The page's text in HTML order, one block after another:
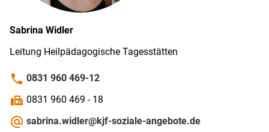
Sabrina Widler
Leitung Heilpädagogische Tagesstätten
phone 0831 960 469-12
fax 0831 960 469 - 18
alternate_email sabrina.widler@kjf-soziale-angebote.de